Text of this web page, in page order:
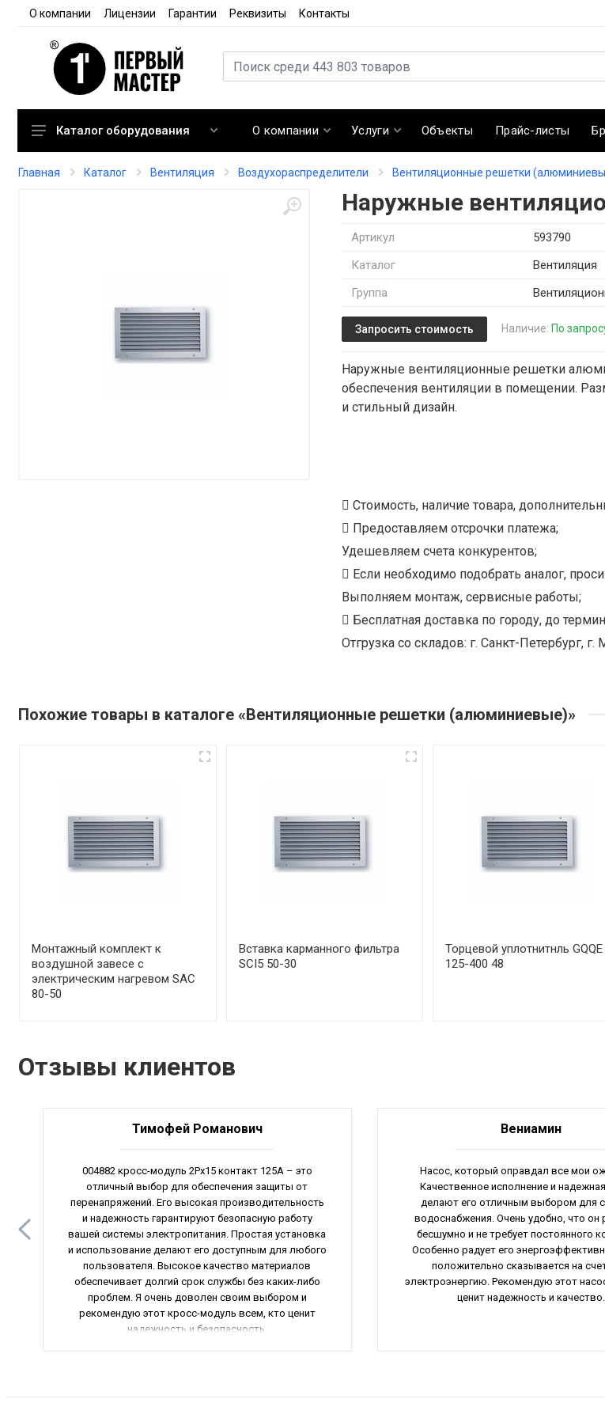
О компании Лицензии Гарантии Реквизиты Контакты
Кондиционирование
Расходные материалы
Каталог оборудования О компании Услуги Объекты Прайс-листы
Главная Каталог Вентиляция Воздухораспределители Вентиляционные решетки
Наружные
Артикул
593790
Каталог
Вентиляция
Группа
Запросить стоимость Наличие: По
Наружные вентиляционные решетки
обеспечения вентиляции в помещении.
и стильный дизайн.
Стоимость, наличие товара,
Предоставляем отсрочки платежа;
Удешевляем счета конкурентов;
Если необходимо подобрать аналог,
Выполняем монтаж, сервисные работы;
Бесплатная доставка по городу, до
Отгрузка со складов: г. Санкт-Петербург, г.
Похожие товары в каталоге «Вентиляционные решетки (алюминиевые)»
Монтажный комплект к
воздушной завесе с
электрическим нагревом SAC
80-50
Вставка карманного фильтра
SCI5 50-30
Торцевой уплотнитнль GQQE
125-400 48
Отзывы клиентов
Тимофей Романович
004882 кросс-модуль 2Px15 контакт 125А – это
отличный выбор для обеспечения защиты от
перенапряжений. Его высокая производительность
и надежность гарантируют безопасную работу
вашей системы электропитания. Простая установка
и использование делают его доступным для любого
пользователя. Высокое качество материалов
обеспечивает долгий срок службы без каких-либо
проблем. Я очень доволен своим выбором и
рекомендую этот кросс-модуль всем, кто ценит
надежность и безопасность.
Вениамин
Насос, который оправдал все мои
Качественное исполнение и
делают его отличным выбором для
водоснабжения. Очень удобно, что он
бесшумно и не требует постоянного
Особенно радует его
положительно сказывается на
электроэнергию. Рекомендую этот
ценит надежность и качество.